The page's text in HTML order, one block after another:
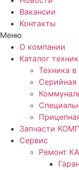
Вакансии
Контакты
Меню
О компании
Каталог
Техника
Серийная
Запчасти
Сервис
Ремонт